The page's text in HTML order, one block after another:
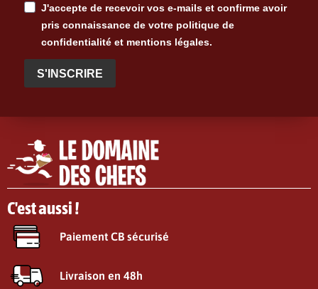
J'accepte de recevoir vos e-mails et confirme avoir
pris connaissance de votre politique de
confidentialité et mentions légales.
S'INSCRIRE
C'est aussi !
Paiement CB sécurisé
Livraison en 48h